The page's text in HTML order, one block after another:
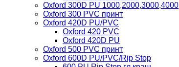
Oxford 300D PU 1000,2000,3000,4000
Oxford 300 PVC принт
Oxford 420D PU/PVC
Oxford 420 PVC
Oxford 420D PU
Oxford 500 PVC принт
Oxford 600D PU/PVC/Rip Stop